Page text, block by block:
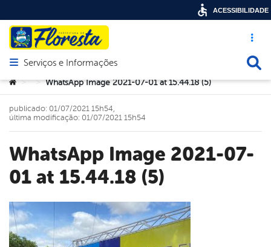
Acesso
Abrir menu principal de navegação
Serviços e Informações
Você está aqui:
> > WhatsApp Image 2021-07-01 at 15.44.18 (5)
WhatsApp Image 2021-07-
01 at 15.44.18 (5)
publicado: 01/07/2021 15h54,
última modificação: 01/07/2021 15h54
ACESSIBILIDADE